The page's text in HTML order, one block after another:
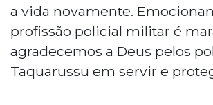
a vida novamente.
profissão policial militar é
agradecemos a Deus pelos
Taquarussu em servir e